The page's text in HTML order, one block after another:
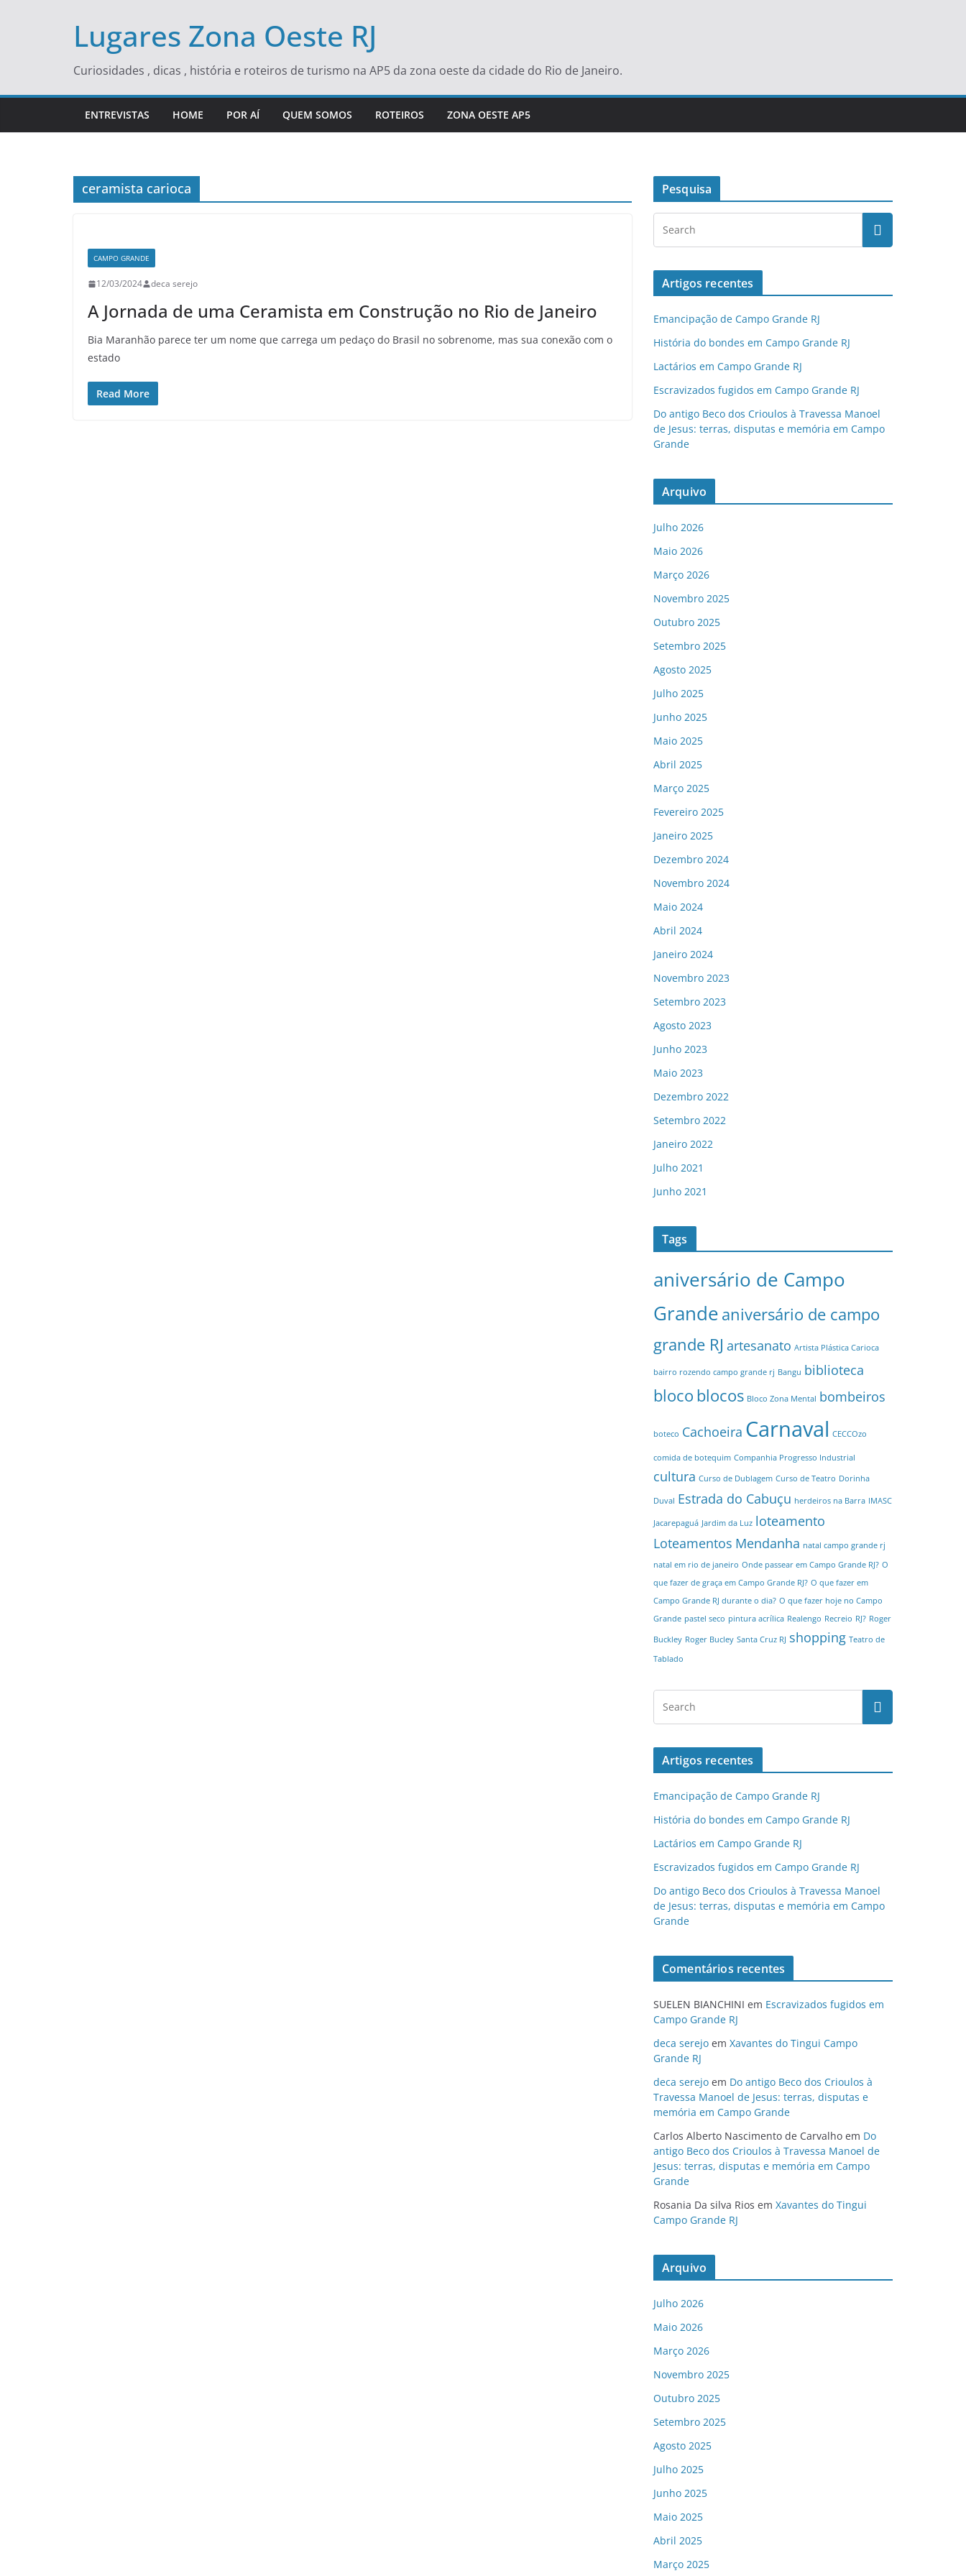
Lugares Zona Oeste RJ
Curiosidades , dicas , história e roteiros de turismo na AP5 da zona oeste da cidade do Rio de Janeiro.
ENTREVISTAS HOME POR AÍ QUEM SOMOS ROTEIROS ZONA OESTE AP5
ceramista carioca
CAMPO GRANDE
12/03/2024 deca serejo
A Jornada de uma Ceramista em Construção no Rio de Janeiro
Bia Maranhão parece ter um nome que carrega um pedaço do Brasil no sobrenome, mas sua conexão com o
estado
Read More
Pesquisa
Artigos recentes
Emancipação de Campo Grande RJ
História do bondes em Campo Grande RJ
Lactários em Campo Grande RJ
Escravizados fugidos em Campo Grande RJ
Do antigo Beco dos Crioulos à Travessa Manoel
de Jesus: terras, disputas e memória em Campo
Grande
Arquivo
Julho 2026
Maio 2026
Março 2026
Novembro 2025
Outubro 2025
Setembro 2025
Agosto 2025
Julho 2025
Junho 2025
Maio 2025
Abril 2025
Março 2025
Fevereiro 2025
Janeiro 2025
Dezembro 2024
Novembro 2024
Maio 2024
Abril 2024
Janeiro 2024
Novembro 2023
Setembro 2023
Agosto 2023
Junho 2023
Maio 2023
Dezembro 2022
Setembro 2022
Janeiro 2022
Julho 2021
Junho 2021
Tags
aniversário de Campo
Grandeaniversário de campo
grande RJ artesanato Artista Plástica Carioca
bairro rozendo campo grande rj Bangu biblioteca
blocoblocos Bloco Zona Mental bombeiros
boteco Cachoeira Carnaval CECCOzo
comida de botequim Companhia Progresso Industrial
cultura Curso de Dublagem Curso de Teatro Dorinha
Duval Estrada do Cabuçu herdeiros na Barra IMASC
Jacarepaguá Jardim da Luz loteamento
Loteamentos Mendanha natal campo grande rj
natal em rio de janeiro Onde passear em Campo Grande RJ? O
que fazer de graça em Campo Grande RJ? O que fazer em
Campo Grande RJ durante o dia? O que fazer hoje no Campo
Grande pastel seco pintura acrílica Realengo Recreio RJ? Roger
Buckley Roger Bucley Santa Cruz RJ shopping Teatro de
Tablado
Artigos recentes
Emancipação de Campo Grande RJ
História do bondes em Campo Grande RJ
Lactários em Campo Grande RJ
Escravizados fugidos em Campo Grande RJ
Do antigo Beco dos Crioulos à Travessa Manoel
de Jesus: terras, disputas e memória em Campo
Grande
Comentários recentes
SUELEN BIANCHINI em Escravizados fugidos em
Campo Grande RJ
deca serejo em Xavantes do Tingui Campo
Grande RJ
deca serejo em Do antigo Beco dos Crioulos à
Travessa Manoel de Jesus: terras, disputas e
memória em Campo Grande
Carlos Alberto Nascimento de Carvalho em Do
antigo Beco dos Crioulos à Travessa Manoel de
Jesus: terras, disputas e memória em Campo
Grande
Rosania Da silva Rios em Xavantes do Tingui
Campo Grande RJ
Arquivo
Julho 2026
Maio 2026
Março 2026
Novembro 2025
Outubro 2025
Setembro 2025
Agosto 2025
Julho 2025
Junho 2025
Maio 2025
Abril 2025
Março 2025